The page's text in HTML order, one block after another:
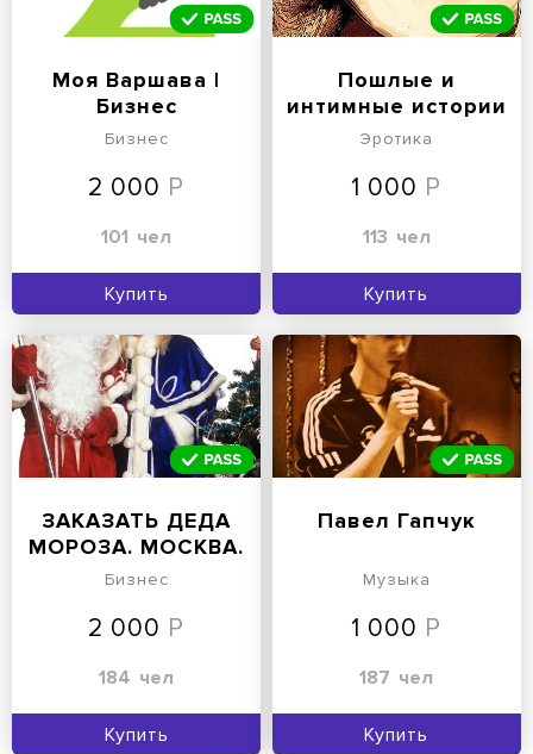
Моя Варшава |
Бизнес
Бизнес
2 000
101 чел
Купить
Пошлые и
интимные истории
Эротика
1 000
113 чел
Купить
ЗАКАЗАТЬ ДЕДА
МОРОЗА. МОСКВА.
Бизнес
2 000
184 чел
Купить
Павел Гапчук
Музыка
1 000
187 чел
Купить